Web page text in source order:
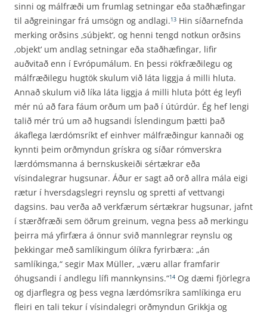
sinni og málfræði um frumlag setningar eða stað­hæfingar
til aðgreiningar frá umsögn og andlagi.13 Hin síðarnefnda
merking orðsins ‚súbjekt‘, og henni tengd notkun orðsins
‚objekt‘ um andlag setningar eða staðhæfingar, lifir
auðvitað enn í Evrópumálum. En þessi rökfræðilegu og
málfræðilegu hugtök skulum við láta liggja á milli hluta.
Annað skulum við líka láta liggja á milli hluta þótt ég leyfi
mér nú að fara fáum orðum um það í útúrdúr. Ég hef lengi
talið mér trú um að hugsandi Íslendingum þætti það
ákaflega lærdómsríkt ef einhver málfræðingur kannaði og
kynnti þeim orðmyndun grískra og síðar rómverskra
lærdóms­manna á bernskuskeiði sértækrar eða
vísindalegrar hugsunar. Áður er sagt að orð allra mála eigi
rætur í hversdagslegri reynslu og spretti af vettvangi
dagsins. Þau verða að verkfærum sértækrar hugsunar, jafnt
í stærðfræði sem öðrum greinum, vegna þess að merkingu
þeirra má yfirfæra á önnur svið mannlegrar reynslu og
þekkingar með samlíkingum ólíkra fyrirbæra: „án
samlíkinga,“ segir Max Müller, „væru allar framfarir
óhugsandi í andlegu lífi mannkynsins.“14 Og dæmi fjörlegra
og djarflegra og þess vegna lærdómsríkra samlíkinga eru
fleiri en tali tekur í vísindalegri orðmyndun Grikkja og